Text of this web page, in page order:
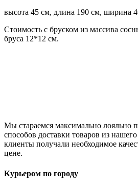
высота 45 см, длина 190 см, ширина
Стоимость с бруском из массива
бруса 12*12 см.
Мы стараемся максимально лояльно
способов доставки товаров из
клиенты получали необходимое
цене.
Курьером по городу